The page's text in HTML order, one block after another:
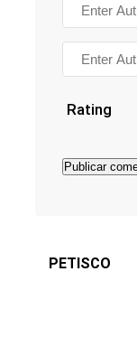
Rating
PETISCO